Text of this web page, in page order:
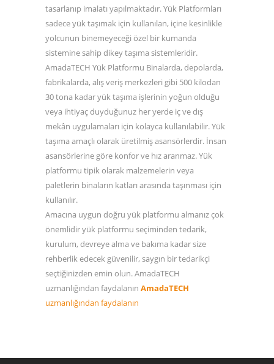
tasarlanıp imalatı yapılmaktadır. Yük Platformları
sadece yük taşımak için kullanılan, içine kesinlikle
yolcunun binemeyeceği özel bir kumanda
sistemine sahip dikey taşıma sistemleridir.
AmadaTECH Yük Platformu Binalarda, depolarda,
fabrikalarda, alış veriş merkezleri gibi 500 kilodan
30 tona kadar yük taşıma işlerinin yoğun olduğu
veya ihtiyaç duyduğunuz her yerde iç ve dış
mekân uygulamaları için kolayca kullanılabilir. Yük
taşıma amaçlı olarak üretilmiş asansörlerdir. İnsan
asansörlerine göre konfor ve hız aranmaz. Yük
platformu tipik olarak malzemelerin veya
paletlerin binaların katları arasında taşınması için
kullanılır.
Amacına uygun doğru yük platformu almanız çok
önemlidir yük platformu seçiminden tedarik,
kurulum, devreye alma ve bakıma kadar size
rehberlik edecek güvenilir, saygın bir tedarikçi
seçtiğinizden emin olun. AmadaTECH
uzmanlığından faydalanın AmadaTECH
uzmanlığından faydalanın